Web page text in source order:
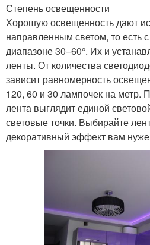
Степень освещенности
Хорошую освещенность дают
направленным светом, то есть
диапазоне 30–60°. Их и
ленты. От количества
зависит равномерность
120, 60 и 30 лампочек на метр.
лента выглядит единой
световые точки. Выбирайте
декоративный эффект вам